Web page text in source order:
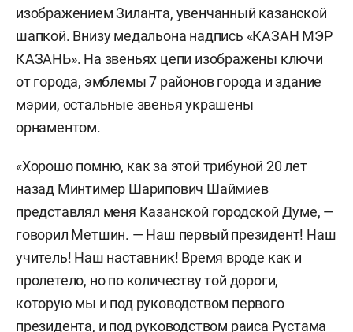
изображением Зиланта, увенчанный казанской
шапкой. Внизу медальона надпись «КАЗАН МЭР
КАЗАНЬ». На звеньях цепи изображены ключи
от города, эмблемы 7 районов города и здание
мэрии, остальные звенья украшены
орнаментом.
«Хорошо помню, как за этой трибуной 20 лет
назад Минтимер Шарипович Шаймиев
представлял меня Казанской городской Думе, —
говорил Метшин. — Наш первый президент! Наш
учитель! Наш наставник! Время вроде как и
пролетело, но по количеству той дороги,
которую мы и под руководством первого
президента, и под руководством раиса Рустама